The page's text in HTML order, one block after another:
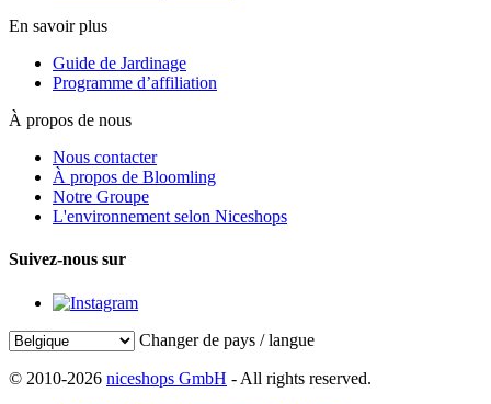
En savoir plus
Guide de Jardinage
Programme d’affiliation
À propos de nous
Nous contacter
À propos de Bloomling
Notre Groupe
L'environnement selon Niceshops
Suivez-nous sur
Changer de pays / langue
© 2010-2026 niceshops GmbH - All rights reserved.